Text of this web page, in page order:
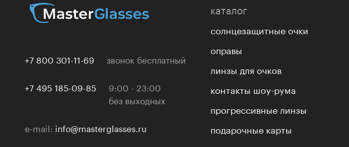
+7 800 301-11-69 звонок бесплатный
+7 495 185-09-85
9:00 - 23:00
без выходных
e-mail: info@masterglasses.ru
каталог
солнцезащитные очки
оправы
линзы для очков
контакты шоу-рума
прогрессивные линзы
подарочные карты